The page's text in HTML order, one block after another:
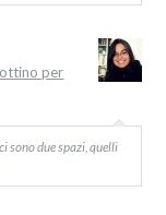
per
sono due spazi, quelli